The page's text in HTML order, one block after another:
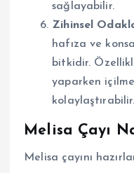
sağlayabilir.
Zihinsel
hafıza ve
bitkidir.
yaparken
kolaylaştırabilir.
Melisa Çayı
Melisa çayını